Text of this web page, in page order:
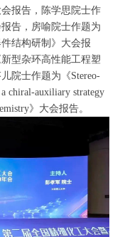
报告，陈学思院士作
告，房喻院士作题为
结构研制》大会报
型杂环高性能工程塑
院士作题为《Stereo-
chiral-auxiliary strategy
》大会报告。